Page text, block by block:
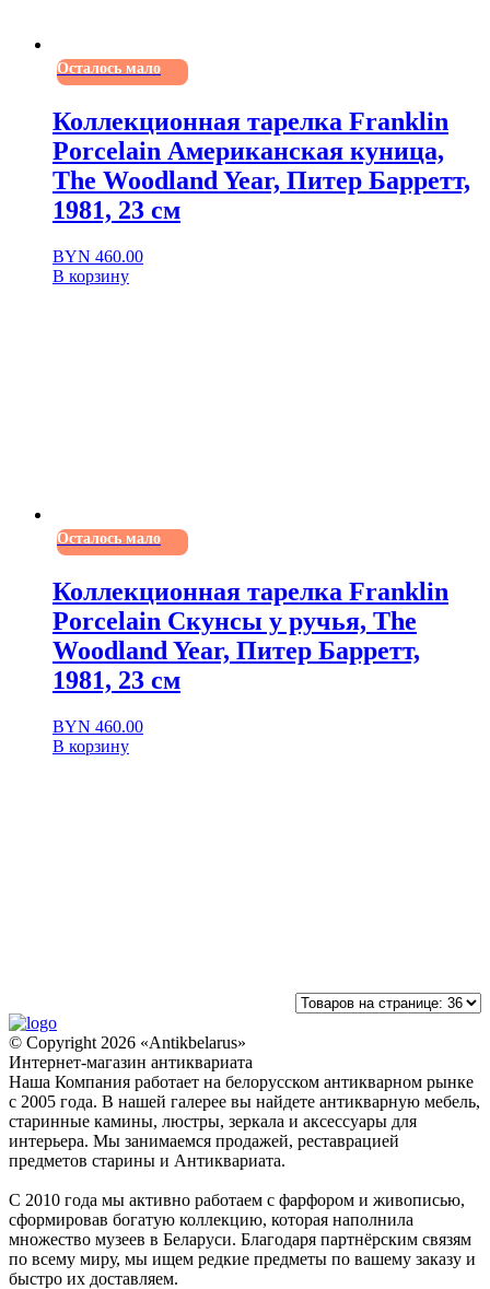
Осталось мало
Коллекционная тарелка Franklin
Porcelain Американская куница,
The Woodland Year, Питер Барретт,
1981, 23 см
BYN 460.00
В корзину
Осталось мало
Коллекционная тарелка Franklin
Porcelain Скунсы у ручья, The
Woodland Year, Питер Барретт,
1981, 23 см
BYN 460.00
В корзину
© Copyright 2026 «Antikbelarus»
Интернет-магазин антиквариата
Наша Компания работает на белорусском антикварном рынке
с 2005 года. В нашей галерее вы найдете антикварную мебель,
старинные камины, люстры, зеркала и аксессуары для
интерьера. Мы занимаемся продажей, реставрацией
предметов старины и Антиквариата.
С 2010 года мы активно работаем с фарфором и живописью,
сформировав богатую коллекцию, которая наполнила
множество музеев в Беларуси. Благодаря партнёрским связям
по всему миру, мы ищем редкие предметы по вашему заказу и
быстро их доставляем.